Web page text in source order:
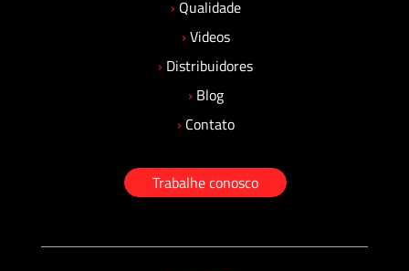
› Qualidade
› Videos
› Distribuidores
› Blog
› Contato
Trabalhe conosco